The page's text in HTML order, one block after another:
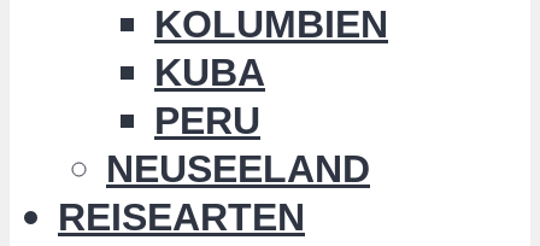
KOLUMBIEN
KUBA
PERU
NEUSEELAND
REISEARTEN